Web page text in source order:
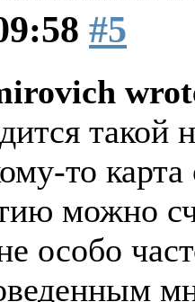
#5
такой
то
можно
особо